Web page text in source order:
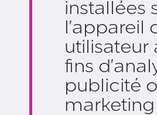
installées
l'appareil
utilisateur
fins
publicité
marketing